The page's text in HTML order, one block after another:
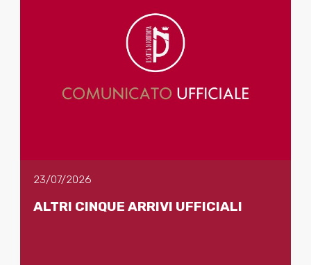
23/07/2026
ALTRI CINQUE ARRIVI UFFICIALI